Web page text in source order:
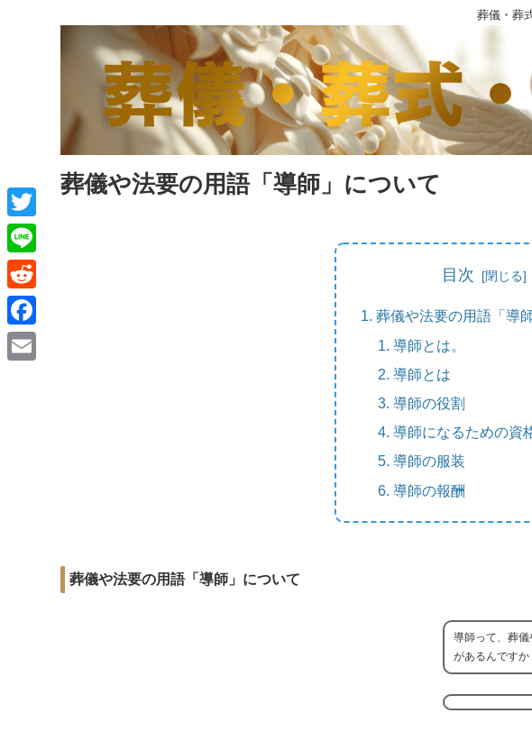
葬儀・葬
葬儀や法要の用語「導師」について
目次
葬儀や法要の用語「導
導師とは。
導師とは
導師の役割
導師になるための資
導師の服装
導師の報酬
葬儀や法要の用語「導師」について
導師って、葬
があるんですか
T
w
i
t
L
i
n
e
R
e
d
F